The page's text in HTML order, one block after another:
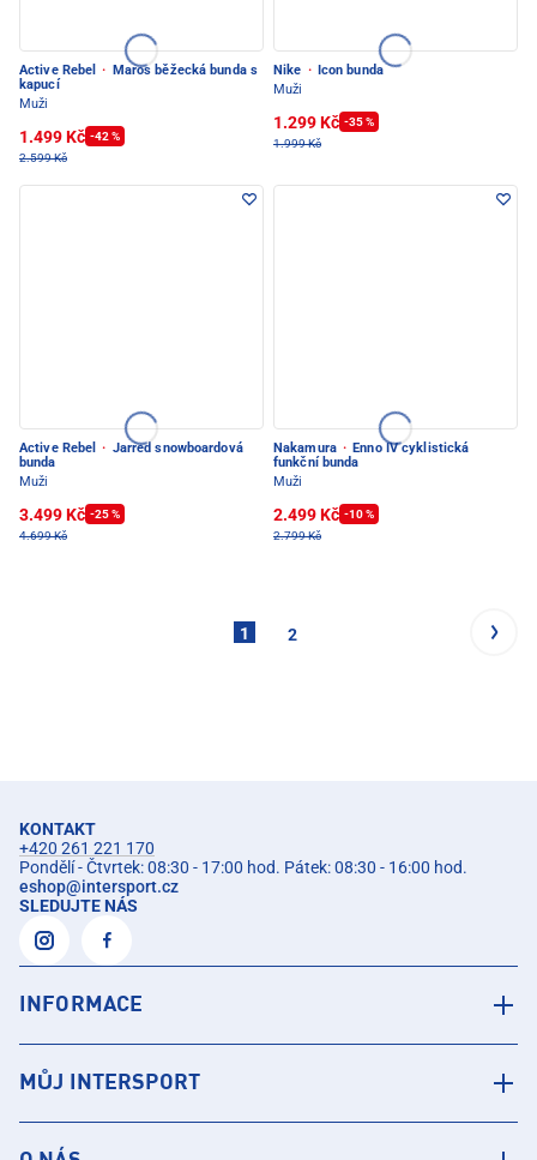
Active Rebel ·
Maros běžecká bunda s
kapucí
Muži
1.499 Kč -42 %
2.599 Kč
Nike ·
Icon bunda
Muži
1.299 Kč -35 %
1.999 Kč
Active Rebel · Jarred snowboardová
bunda
Muži
3.499 Kč -25 %
4.699 Kč
Nakamura · Enno IV cyklistická
funkční bunda
Muži
2.499 Kč -10 %
2.799 Kč
1 2
KONTAKT
+420 261 221 170
Pondělí - Čtvrtek: 08:30 - 17:00 hod. Pátek: 08:30 - 16:00 hod.
eshop@intersport.cz
SLEDUJTE NÁS
INFORMACE
MŮJ INTERSPORT